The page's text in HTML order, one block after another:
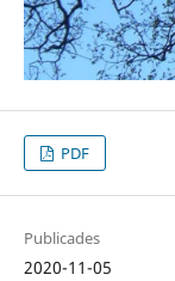
PDF
Publicades
2020-11-05